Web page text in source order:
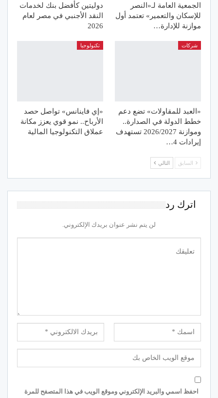
الجمعية العامة لـ«النصر
للإسكان والتعمير» تعتمد أول
موازنة للإدارة…
دوليتين كأفضل بنك لخدمات
النقد الأجنبي في مصر لعام
2026
شركات
«العبد للمقاولات» تضع دعم
خطط الدولة في الصدارة..
وموازنة 2026/2027 تستهدف
إيرادات 4…
تكنولوجيا
«إي فاينانس» تواصل حصد
الأرباح.. نمو قوي يعزز مكانة
عملاق التكنولوجيا المالية
السابق التالي
اترك رد
لن يتم نشر عنوان بريدك الإلكتروني.
احفظ اسمي والبريد الإلكتروني وموقع الويب في هذا المتصفح للمرة